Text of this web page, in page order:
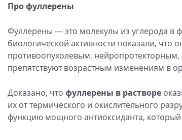
Про фуллерены
Фуллерены — это молекулы из углерода
биологической активности показали, что
противоопухолевым, нейропротекторным,
препятствуют возрастным изменениям в
Доказано, что фуллерены в растворе
их от термического и окислительного
функцию мощного антиоксиданта,